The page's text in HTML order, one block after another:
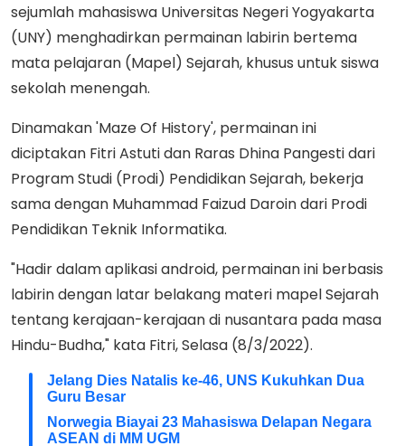
sejumlah mahasiswa Universitas Negeri Yogyakarta
(UNY) menghadirkan permainan labirin bertema
mata pelajaran (Mapel) Sejarah, khusus untuk siswa
sekolah menengah.
Dinamakan 'Maze Of History', permainan ini
diciptakan Fitri Astuti dan Raras Dhina Pangesti dari
Program Studi (Prodi) Pendidikan Sejarah, bekerja
sama dengan Muhammad Faizud Daroin dari Prodi
Pendidikan Teknik Informatika.
"Hadir dalam aplikasi android, permainan ini berbasis
labirin dengan latar belakang materi mapel Sejarah
tentang kerajaan-kerajaan di nusantara pada masa
Hindu-Budha," kata Fitri, Selasa (8/3/2022).
Jelang Dies Natalis ke-46, UNS Kukuhkan Dua
Guru Besar
Norwegia Biayai 23 Mahasiswa Delapan Negara
ASEAN di MM UGM